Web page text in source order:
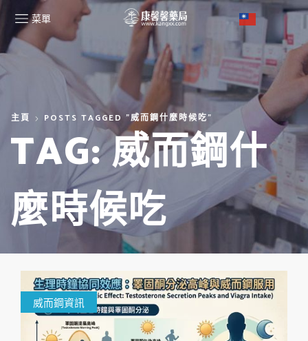
菜單
主頁 POSTS TAGGED "威而鋼什麼時候吃"
TAG: 威而鋼什
麼時候吃
威而鋼資訊